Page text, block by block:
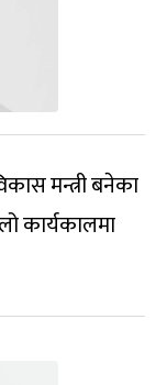
मन्त्री बनेका
कार्यकालमा